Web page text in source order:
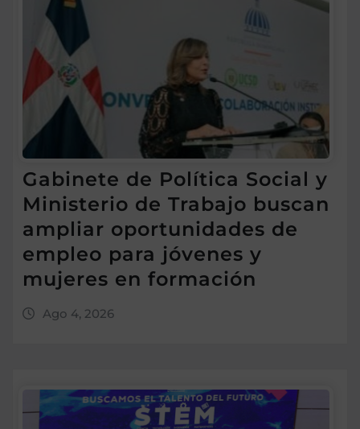
Gabinete de Política Social y
Ministerio de Trabajo buscan
ampliar oportunidades de
empleo para jóvenes y
mujeres en formación
Ago 4, 2026